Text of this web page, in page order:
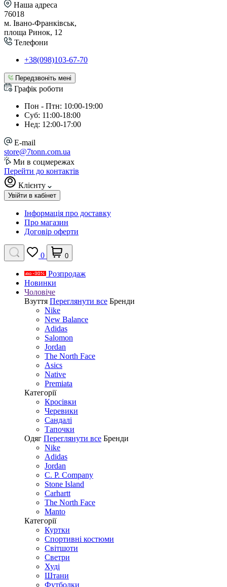
Наша адреса
76018
м. Івано-Франківськ,
площа Ринок, 12
Телефони
+38(098)103-67-70
Передзвоніть мені
Графік роботи
Пон - Птн: 10:00-19:00
Суб: 11:00-18:00
Нед: 12:00-17:00
E-mail
store@7tonn.com.ua
Ми в соцмережах
Перейти до контактів
Клієнту
Увійти в кабінет
Інформація про доставку
Про магазин
Договір оферти
0 0
Розпродаж
Новинки
Чоловіче
Взуття Переглянути все Бренди
Nike
New Balance
Adidas
Salomon
Jordan
The North Face
Asics
Native
Premiata
Категорії
Кросівки
Черевики
Сандалі
Tапочки
Одяг Переглянути все Бренди
Nike
Adidas
Jordan
C. P. Company
Stone Island
Carhartt
The North Face
Manto
Категорії
Куртки
Спортивні костюми
Світшоти
Светри
Худі
Штани
Футболки